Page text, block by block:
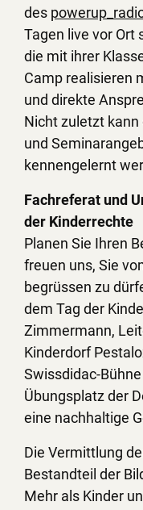
des
Tagen live vor Ort
die mit ihrer
Camp realisieren
und direkte
Nicht zuletzt kann
und
kennengelernt
Fachreferat und
der Kinderrechte
Planen Sie Ihren
freuen uns, Sie
begrüssen zu
dem Tag der
Zimmermann,
Kinderdorf
Swissdidac-
Übungsplatz der
eine nachhaltige
Die Vermittlung
Bestandteil der
Mehr als Kinder